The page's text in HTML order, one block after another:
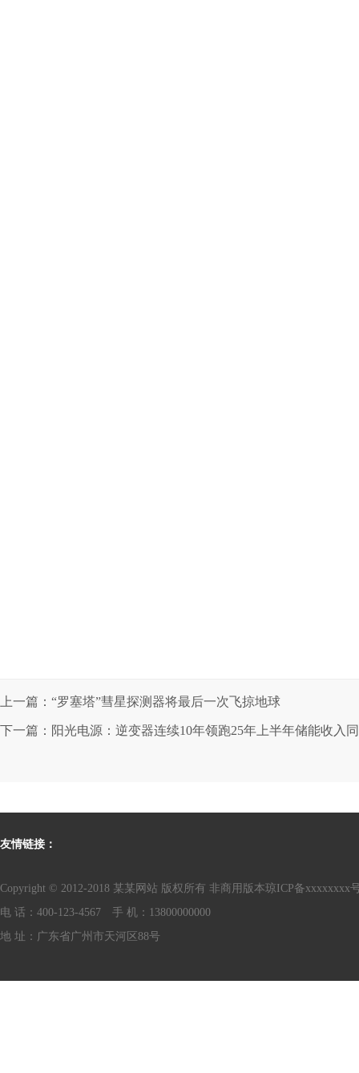
上一篇：“罗塞塔”彗星探测器将最后一次飞掠地球
下一篇：阳光电源：逆变器连续10年领跑25年上半年储能收入
友情链接：
Copyright © 2012-2018 某某网站 版权所有 非商用版本琼ICP备xxxxxxxx
电 话：400-123-4567 手 机：13800000000
地 址：广东省广州市天河区88号